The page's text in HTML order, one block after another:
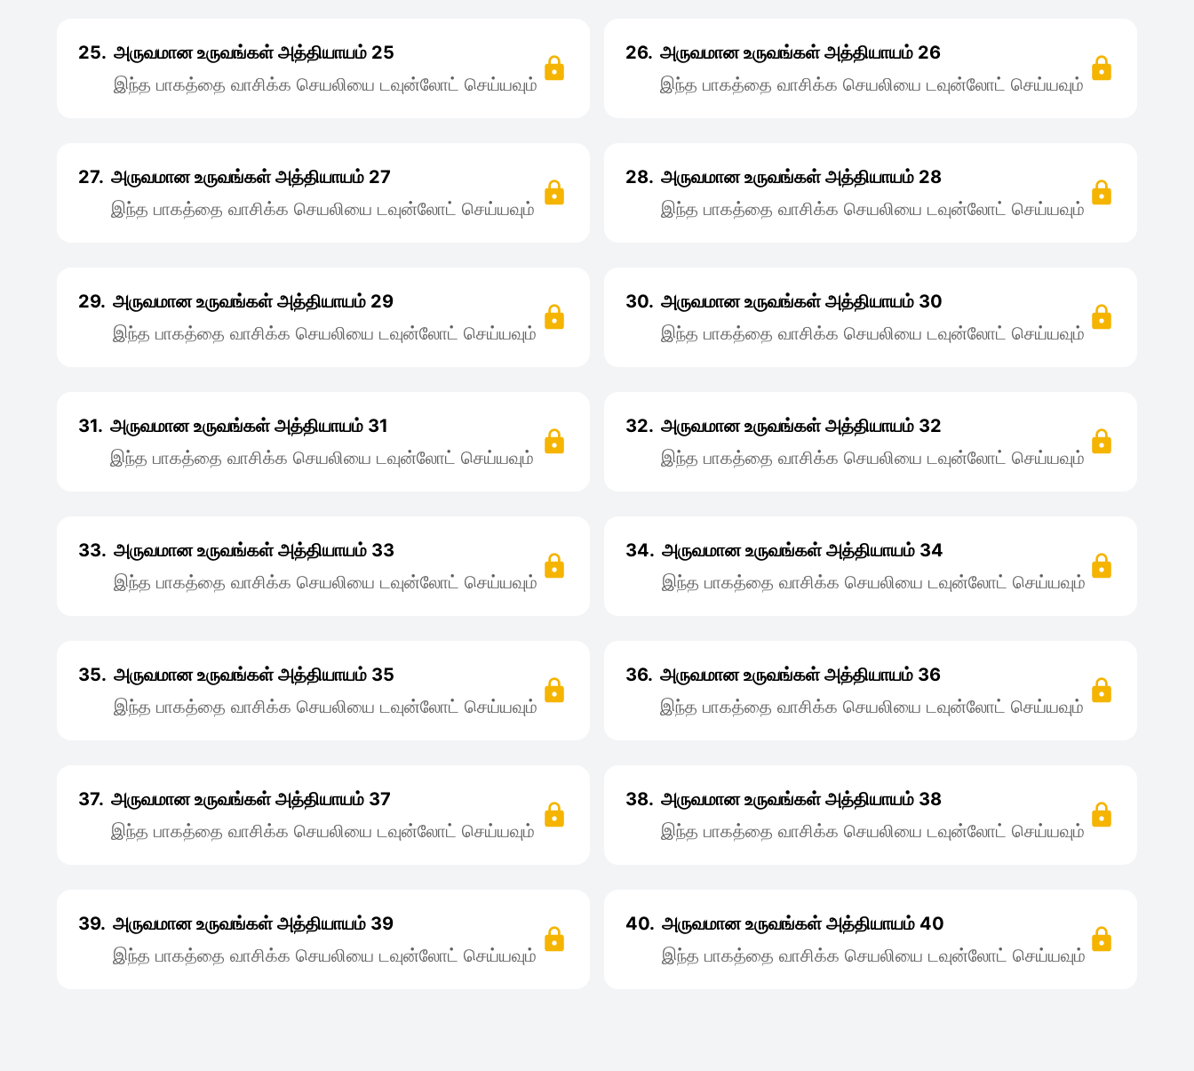
25. அருவமான உருவங்கள் அத்தியாயம் 25
இந்த பாகத்தை வாசிக்க செயலியை டவுன்லோட் செய்யவும்
26. அருவமான உருவங்கள் அத்தியாயம் 26
இந்த பாகத்தை வாசிக்க செயலியை டவுன்லோட் செய்யவும்
27. அருவமான உருவங்கள் அத்தியாயம் 27
இந்த பாகத்தை வாசிக்க செயலியை டவுன்லோட் செய்யவும்
28. அருவமான உருவங்கள் அத்தியாயம் 28
இந்த பாகத்தை வாசிக்க செயலியை டவுன்லோட் செய்யவும்
29. அருவமான உருவங்கள் அத்தியாயம் 29
இந்த பாகத்தை வாசிக்க செயலியை டவுன்லோட் செய்யவும்
30. அருவமான உருவங்கள் அத்தியாயம் 30
இந்த பாகத்தை வாசிக்க செயலியை டவுன்லோட் செய்யவும்
31. அருவமான உருவங்கள் அத்தியாயம் 31
இந்த பாகத்தை வாசிக்க செயலியை டவுன்லோட் செய்யவும்
32. அருவமான உருவங்கள் அத்தியாயம் 32
இந்த பாகத்தை வாசிக்க செயலியை டவுன்லோட் செய்யவும்
33. அருவமான உருவங்கள் அத்தியாயம் 33
இந்த பாகத்தை வாசிக்க செயலியை டவுன்லோட் செய்யவும்
34. அருவமான உருவங்கள் அத்தியாயம் 34
இந்த பாகத்தை வாசிக்க செயலியை டவுன்லோட் செய்யவும்
35. அருவமான உருவங்கள் அத்தியாயம் 35
இந்த பாகத்தை வாசிக்க செயலியை டவுன்லோட் செய்யவும்
36. அருவமான உருவங்கள் அத்தியாயம் 36
இந்த பாகத்தை வாசிக்க செயலியை டவுன்லோட் செய்யவும்
37. அருவமான உருவங்கள் அத்தியாயம் 37
இந்த பாகத்தை வாசிக்க செயலியை டவுன்லோட் செய்யவும்
38. அருவமான உருவங்கள் அத்தியாயம் 38
இந்த பாகத்தை வாசிக்க செயலியை டவுன்லோட் செய்யவும்
39. அருவமான உருவங்கள் அத்தியாயம் 39
இந்த பாகத்தை வாசிக்க செயலியை டவுன்லோட் செய்யவும்
40. அருவமான உருவங்கள் அத்தியாயம் 40
இந்த பாகத்தை வாசிக்க செயலியை டவுன்லோட் செய்யவும்